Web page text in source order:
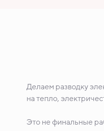
Делаем разводку
на тепло,
Это не финальные